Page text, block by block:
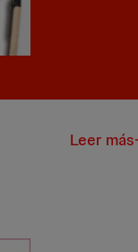
Leer más